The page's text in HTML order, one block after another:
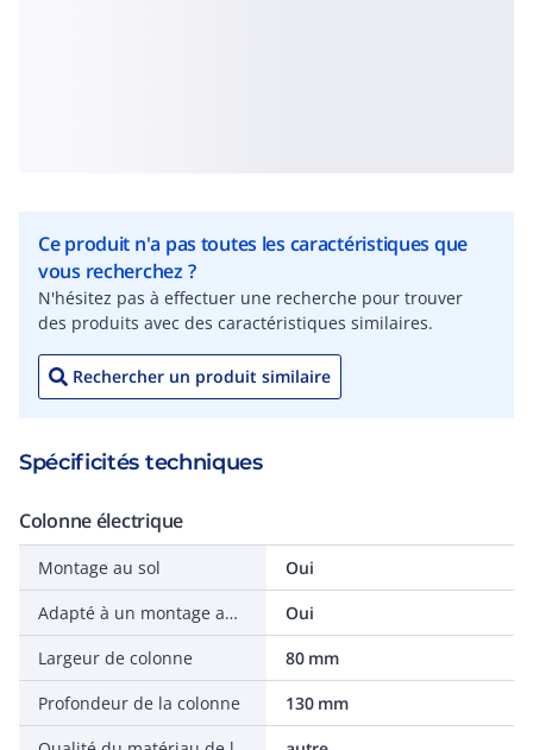
Ce produit n'a pas toutes les caractéristiques que
vous recherchez ?
N'hésitez pas à effectuer une recherche pour trouver
des produits avec des caractéristiques similaires.
Rechercher un produit similaire
Spécificités techniques
Colonne électrique
Montage au sol
Oui
Adapté à un montage au plafond
Oui
Largeur de colonne
80 mm
Profondeur de la colonne
130 mm